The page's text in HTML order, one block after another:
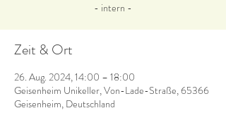
- intern -
Zeit & Ort
26. Aug. 2024, 14:00 – 18:00
Geisenheim Unikeller, Von-Lade-Straße, 65366
Geisenheim, Deutschland